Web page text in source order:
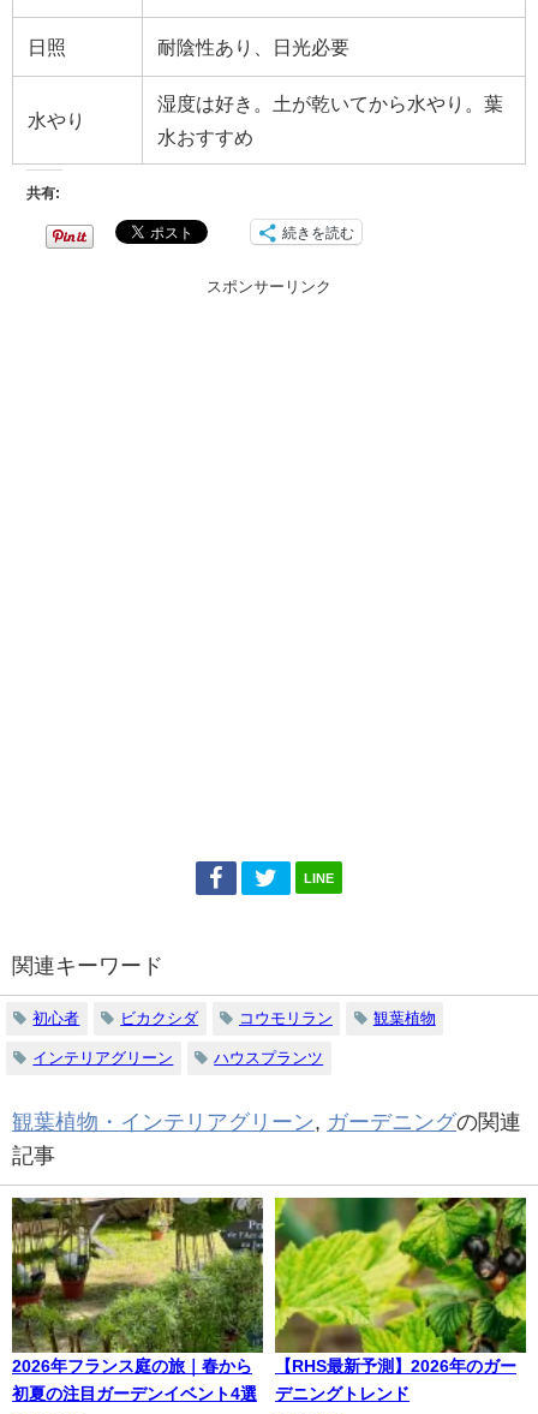
日照 耐陰性あり、日光必要
水やり
湿度は好き。土が乾いてから水やり。葉
水おすすめ
共有:
続きを読む
スポンサーリンク
LINE
関連キーワード
初心者 ビカクシダ コウモリラン 観葉植物
インテリアグリーン ハウスプランツ
観葉植物・インテリアグリーン ガーデニングの関連
記事
2026年フランス庭の旅｜春から
初夏の注目ガーデンイベント4選
【RHS最新予測】2026年のガー
デニングトレンド